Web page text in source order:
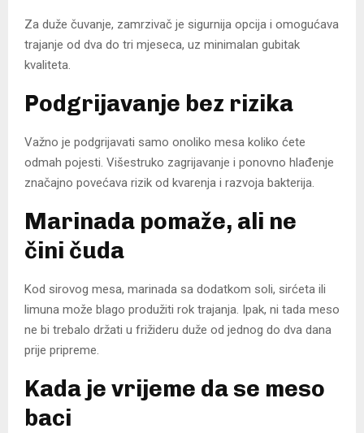
Za duže čuvanje, zamrzivač je sigurnija opcija i omogućava
trajanje od dva do tri mjeseca, uz minimalan gubitak
kvaliteta.
Podgrijavanje bez rizika
Važno je podgrijavati samo onoliko mesa koliko ćete
odmah pojesti. Višestruko zagrijavanje i ponovno hlađenje
značajno povećava rizik od kvarenja i razvoja bakterija.
Marinada pomaže, ali ne
čini čuda
Kod sirovog mesa, marinada sa dodatkom soli, sirćeta ili
limuna može blago produžiti rok trajanja. Ipak, ni tada meso
ne bi trebalo držati u frižideru duže od jednog do dva dana
prije pripreme.
Kada je vrijeme da se meso
baci